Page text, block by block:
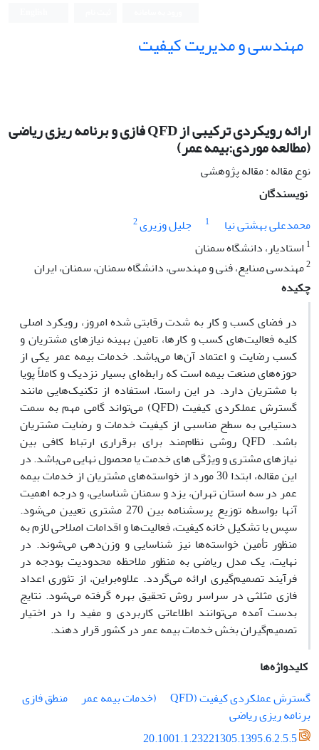
مهندسی و مدیریت کیفیت
ارائه رویکردی ترکیبی از QFD فازی و برنامه ریزی ریاضی
(مطالعه موردی:بیمه عمر)
نوع مقاله : مقاله پژوهشی
نویسندگان
محمدعلی بهشتی نیا
1 جلیل وزیری2
1 استادیار، دانشگاه سمنان
2مهندسی صنایع، فنی و مهندسی، دانشگاه سمنان، سمنان، ایران
چکیده
در فضای کسب و کار به شدت رقابتی شده امروز،‌ رویکرد اصلی
کلیه فعالیت‌های کسب و کارها، تامین بهینه نیازهای مشتریان و
کسب رضایت و اعتماد آن‌ها می‌باشد. خدمات بیمه عمر یکی از
حوزه‌های صنعت بیمه است که رابطه‌ای بسیار نزدیک و کاملاً پویا
با مشتریان دارد. در این راستا، استفاده از تکنیک‌هایی مانند
گسترش عملکردی کیفیت (QFD) می‌تواند گامی مهم به سمت
دستیابی به سطح مناسبی از کیفیت خدمات و رضایت مشتریان
باشد. QFD روشی نظام‌مند برای برقراری ارتباط کافی بین
نیازهای مشتری و ویژگی های خدمت یا محصول نهایی می‌باشد. در
این مقاله، ابتدا 30 مورد از خواسته‌های مشتریان از خدمات بیمه
عمر در سه استان تهران، یزد و سمنان شناسایی، و درجه اهمیت
آنها بواسطه توزیع پرسشنامه بین 270 مشتری تعیین می‌شود.
سپس با تشکیل خانه کیفیت، فعالیت‌ها و اقدامات اصلاحی لازم به
منظور تأمین خواسته‌ها نیز شناسایی و وزن‌دهی می‌شوند. در
نهایت، یک مدل ریاضی به منظور ملاحظه محدودیت بودجه در
فرآیند تصمیم‌گیری ارائه می‌گردد. علاوه‌براین، از تئوری اعداد
فازی مثلثی در سراسر روش تحقیق بهره گرفته می‌شود. نتایج
بدست آمده می‌توانند اطلاعاتی کاربردی و مفید را در اختیار
تصمیم‌گیران بخش خدمات بیمه عمر در کشور قرار دهند.
کلیدواژه‌ها
گسترش عملکردی کیفیت (QFD
(خدمات بیمه عمر
منطق فازی
برنامه ریزی ریاضی
20.1001.1.23221305.1395.6.2.5.5